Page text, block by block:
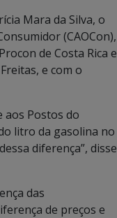
Mara da Silva, o
(CAOCon),
de Costa Rica e
e com o
aos Postos do
litro da gasolina no
diferença”, disse
das
de preços e